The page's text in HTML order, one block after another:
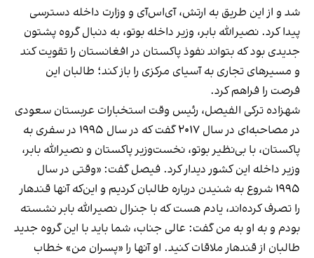
شد و از این طریق به ارتش، آی‌اس‌آی و وزارت داخله دسترسی
پیدا کرد. نصیرالله بابر، وزیر داخله بوتو، به دنبال گروه پشتون
جدیدی بود که بتواند نفوذ پاکستان در افغانستان را تقویت کند
و مسیرهای تجاری به آسیای مرکزی را باز کند؛ طالبان این
فرصت را فراهم کرد.
شهزاده ترکی الفیصل، رئیس وقت استخبارات عربستان سعودی
در مصاحبه‌ای در سال ۲۰۱۷ گفت که در سال ۱۹۹۵ در سفری به
پاکستان، با بی‌نظیر بوتو، نخست‌وزیر پاکستان و نصیرالله بابر،
وزیر داخله این کشور دیدار کرد. فیصل گفت: «وقتی در سال
۱۹۹۵ شروع به شنیدن درباره طالبان کردیم و این‌که آنها قندهار
را تصرف کرده‌اند، یادم هست که با جنرال نصیرالله بابر نشسته
بودم و به او به من گفت: عالی جناب، شما باید با این گروه جدید
طالبان از قندهار ملاقات کنید. او آنها را «پسران من» خطاب